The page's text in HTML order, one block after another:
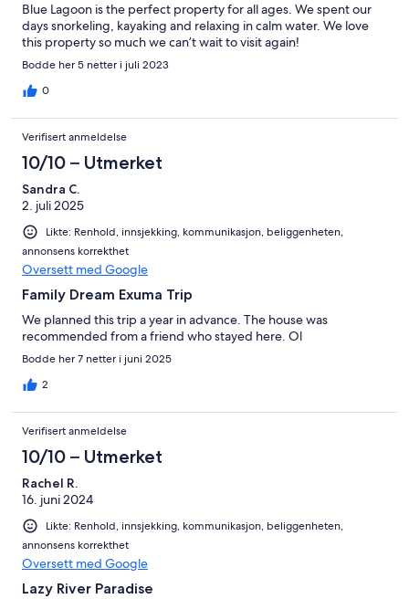
Blue Lagoon is the perfect property for all ages. We spent our
days snorkeling, kayaking and relaxing in calm water. We love
this property so much we can’t wait to visit again!
Bodde her 5 netter i juli 2023
0
Verifisert anmeldelse
10/10 – Utmerket
Sandra C.
2. juli 2025
Likte: Renhold, innsjekking, kommunikasjon, beliggenheten,
annonsens korrekthet
Oversett med Google
Family Dream Exuma Trip
We planned this trip a year in advance. The house was
recommended from a friend who stayed here. Ol
Bodde her 7 netter i juni 2025
2
Verifisert anmeldelse
10/10 – Utmerket
Rachel R.
16. juni 2024
Likte: Renhold, innsjekking, kommunikasjon, beliggenheten,
annonsens korrekthet
Oversett med Google
Lazy River Paradise